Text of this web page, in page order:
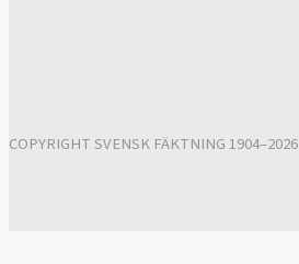
COPYRIGHT SVENSK FÄKTNING 1904–2026